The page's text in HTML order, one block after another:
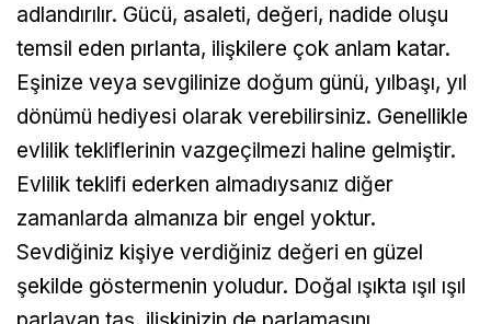
adlandırılır. Gücü, asaleti, değeri, nadide oluşu
temsil eden pırlanta, ilişkilere çok anlam katar.
Eşinize veya sevgilinize doğum günü, yılbaşı, yıl
dönümü hediyesi olarak verebilirsiniz. Genellikle
evlilik tekliflerinin vazgeçilmezi haline gelmiştir.
Evlilik teklifi ederken almadıysanız diğer
zamanlarda almanıza bir engel yoktur.
Sevdiğiniz kişiye verdiğiniz değeri en güzel
şekilde göstermenin yoludur. Doğal ışıkta ışıl ışıl